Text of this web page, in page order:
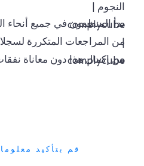
بدأ المنظمون في جميع أنحاء
من المراجعات المتكررة
من إكمال هذا دون معاناة
قم بتأكيد